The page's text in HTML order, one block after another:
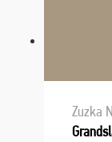
Zuzka N.